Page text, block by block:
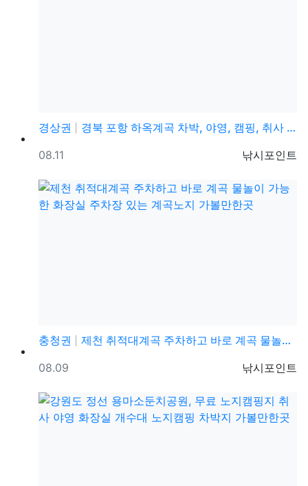
경상권
경북 포항 하옥계곡 차박, 야영, 캠핑, 취사 가능한 …
등록자
낚시포인트
등록일
08.11
충청권
제천 취적대계곡 주차하고 바로 계곡 물놀이 가능한 화장…
등록자
낚시포인트
등록일
08.09